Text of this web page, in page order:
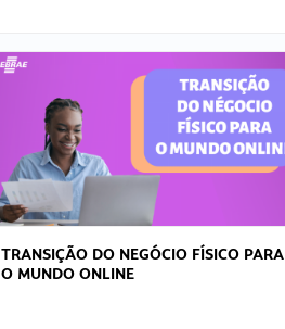
TRANSIÇÃO DO NEGÓCIO FÍSICO PARA
O MUNDO ONLINE